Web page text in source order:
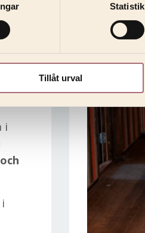
Statistik
Tillåt urval
i